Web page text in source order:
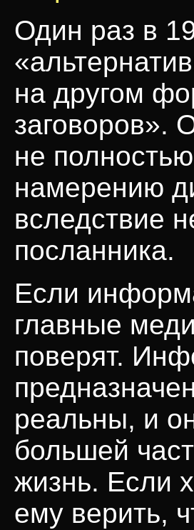
Один раз в
на другом
заговоров».
не
намерению
вследствие
посланника.
Если
главные
поверят.
реальны, и
большей
жизнь. Если
ему верить,